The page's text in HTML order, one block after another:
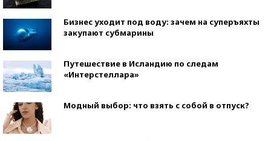
Бизнес уходит под воду: зачем на суперъяхты
закупают субмарины
Путешествие в Исландию по следам
«Интерстеллара»
Модный выбор: что взять с собой в отпуск?